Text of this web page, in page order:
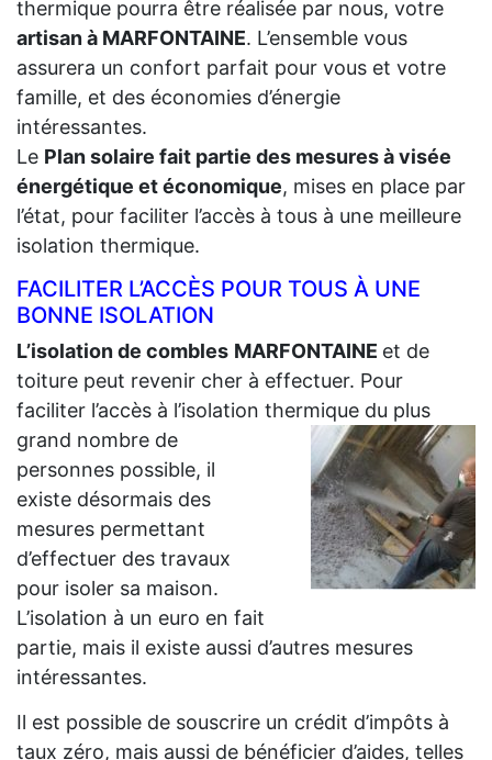
thermique pourra être réalisée par nous, votre
artisan à MARFONTAINE. L’ensemble vous
assurera un confort parfait pour vous et votre
famille, et des économies d’énergie
intéressantes.
Le Plan solaire fait partie des mesures à visée
énergétique et économique, mises en place par
l’état, pour faciliter l’accès à tous à une meilleure
isolation thermique.
FACILITER L’ACCÈS POUR TOUS À UNE
BONNE ISOLATION
L’isolation de combles MARFONTAINE et de
toiture peut revenir cher à effectuer. Pour
faciliter l’accès à l’isolation thermique du plus
grand nombre de
personnes possible, il
existe désormais des
mesures permettant
d’effectuer des travaux
pour isoler sa maison.
L’isolation à un euro en fait
partie, mais il existe aussi d’autres mesures
intéressantes.
Il est possible de souscrire un crédit d’impôts à
taux zéro, mais aussi de bénéficier d’aides, telles